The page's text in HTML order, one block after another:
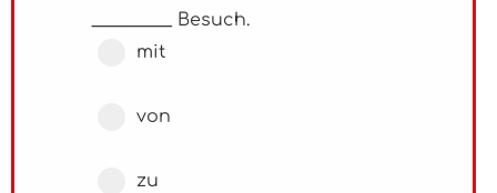
_________ Besuch.
mit
von
zu